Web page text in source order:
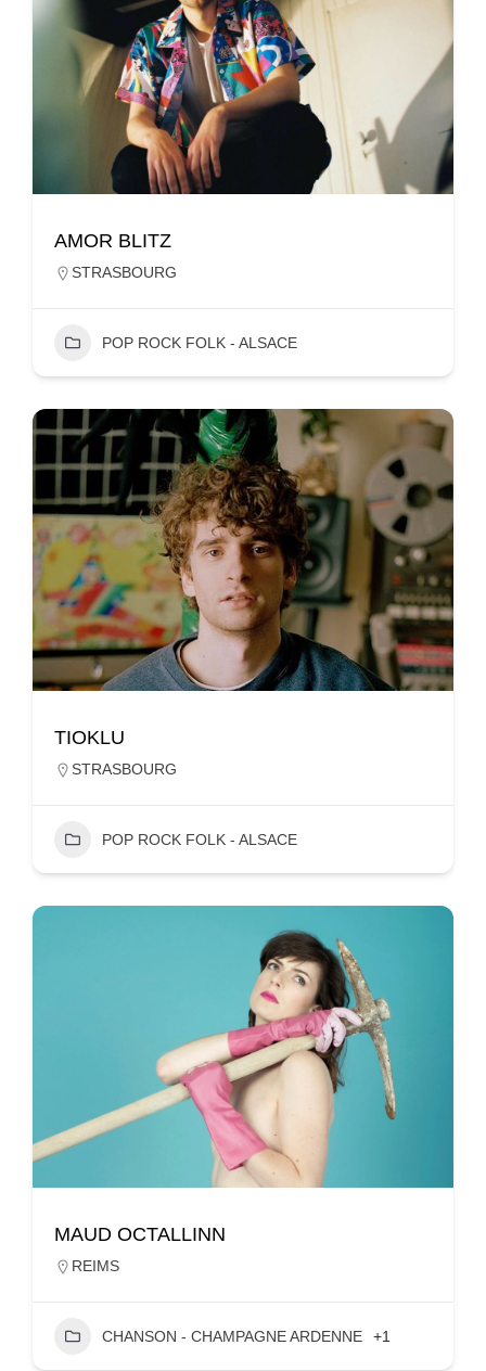
AMOR BLITZ
STRASBOURG
POP ROCK FOLK - ALSACE
TIOKLU
STRASBOURG
POP ROCK FOLK - ALSACE
MAUD OCTALLINN
REIMS
CHANSON - CHAMPAGNE ARDENNE +1